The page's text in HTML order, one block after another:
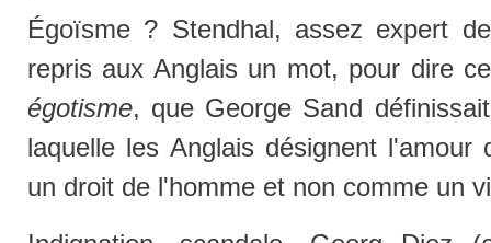
Égoïsme ? Stendhal, assez expert
repris aux Anglais un mot, pour dire
égotisme, que George Sand
laquelle les Anglais désignent l'amour
un droit de l'homme et non comme un